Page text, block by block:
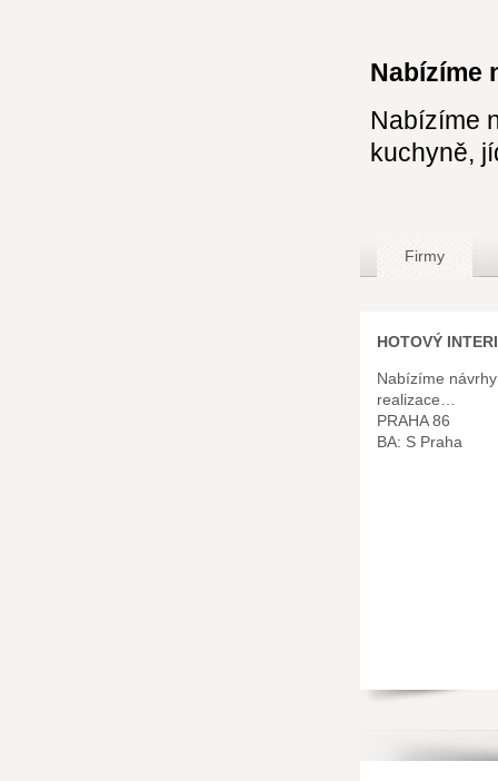
Nabízíme
Nabízíme
kuchyně,
Firmy
HOTOVÝ
Nabízíme
realizace…
PRAHA 86
BA: S Praha